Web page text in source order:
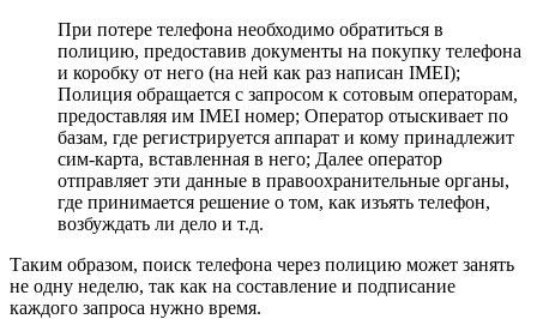
При потере телефона необходимо обратиться в
полицию, предоставив документы на покупку телефона
и коробку от него (на ней как раз написан IMEI);
Полиция обращается с запросом к сотовым операторам,
предоставляя им IMEI номер; Оператор отыскивает по
базам, где регистрируется аппарат и кому принадлежит
сим-карта, вставленная в него; Далее оператор
отправляет эти данные в правоохранительные органы,
где принимается решение о том, как изъять телефон,
возбуждать ли дело и т.д.
Таким образом, поиск телефона через полицию может занять
не одну неделю, так как на составление и подписание
каждого запроса нужно время.